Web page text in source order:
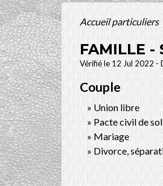
Accueil particuliers
FAMILLE -
Vérifié le 12 Jul 2022 -
Couple
Union libre
Pacte civil de
Mariage
Divorce,